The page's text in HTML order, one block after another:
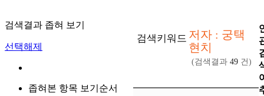
검색결과 좁혀 보기
선택해제
좁혀본 항목 보기순서
검색키워드 저자 : 궁택
현치
(검색결과 49 건)